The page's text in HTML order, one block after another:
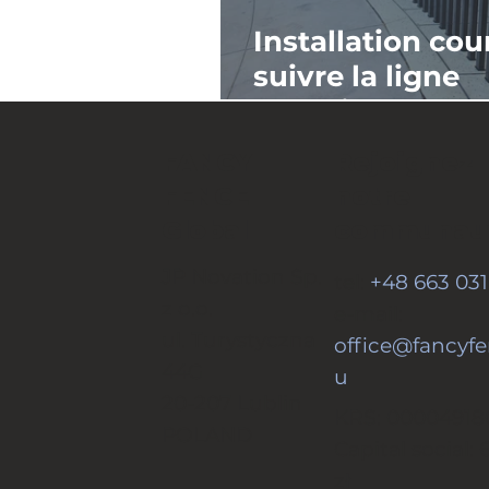
Installation
suivre la ligne
organique
+48 663
u